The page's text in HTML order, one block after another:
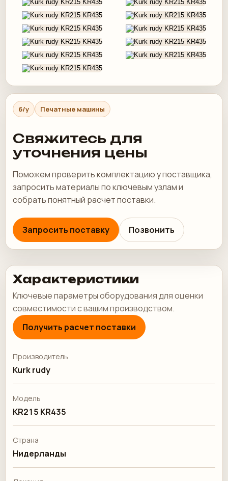
б/у Печатные машины
Свяжитесь для
уточнения цены
Поможем проверить комплектацию у поставщика,
запросить материалы по ключевым узлам и
собрать понятный расчет поставки.
Запросить поставку Позвонить
Характеристики
Ключевые параметры оборудования для оценки
совместимости с вашим производством.
Получить расчет поставки
Производитель
Kurk rudy
Модель
KR215 KR435
Страна
Нидерланды